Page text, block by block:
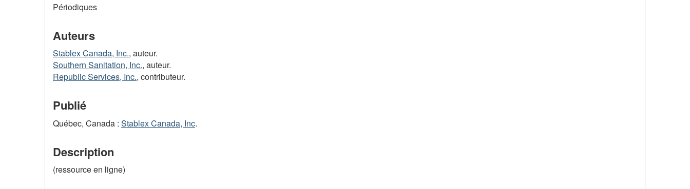
Périodiques
Auteurs
Stablex Canada, Inc., auteur.
Southern Sanitation, Inc., auteur.
Republic Services, Inc., contributeur.
Publié
Québec, Canada : Stablex Canada, Inc.
Description
(ressource en ligne)